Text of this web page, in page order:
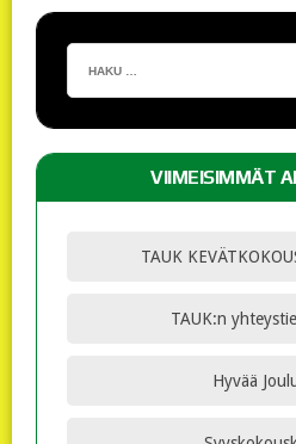
VIIMEISIMMÄT
TAUK
TAUK:n
Hyvää